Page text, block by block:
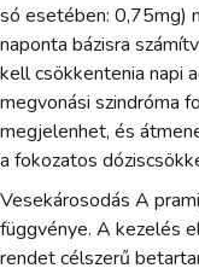
só esetében: 0,75mg)
naponta bázisra
kell csökkentenia napi
megvonási szindróma
megjelenhet, és
a fokozatos
Vesekárosodás A
függvénye. A kezelés
rendet célszerű